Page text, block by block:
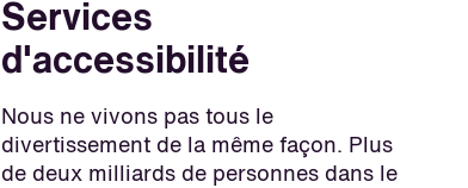
Services
d'accessibilité
Nous ne vivons pas tous le
divertissement de la même façon. Plus
de deux milliards de personnes dans le